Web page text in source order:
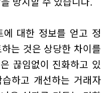
에 대한 정보를 얻고 정
는 것은 상당한 차이를
끊임없이 진화하고 있
하고 개선하는 거래자